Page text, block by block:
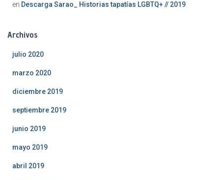
en Descarga Sarao_ Historias tapatías LGBTQ+ // 2019
Archivos
julio 2020
marzo 2020
diciembre 2019
septiembre 2019
junio 2019
mayo 2019
abril 2019